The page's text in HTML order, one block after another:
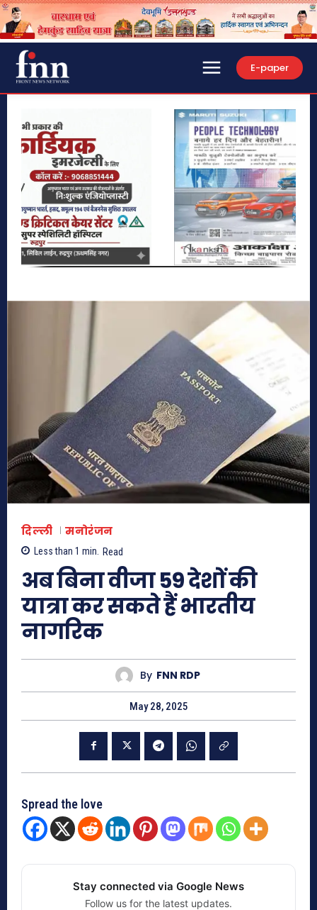
E-paper
दिल्ली मनोरंजन
Less than 1 min. Read
अब बिना वीजा 59 देशों की
यात्रा कर सकते हैं भारतीय
नागरिक
By FNN RDP
May 28, 2025
Spread the love
Stay connected via Google News
Follow us for the latest updates.